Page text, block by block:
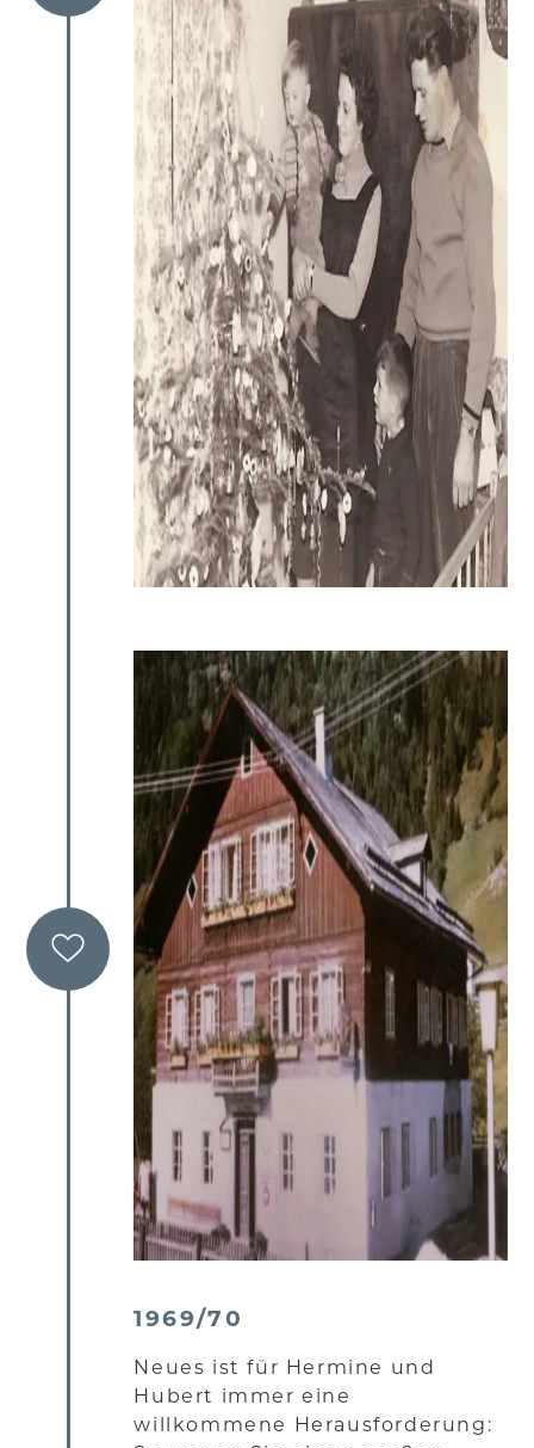
1969/70
Neues ist für Hermine und
Hubert immer eine
willkommene Herausforderung: